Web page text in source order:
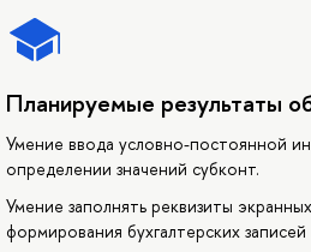
Планируемые результаты
Умение ввода условно-постоянной
определении значений субконт.
Умение заполнять реквизиты
формирования бухгалтерских